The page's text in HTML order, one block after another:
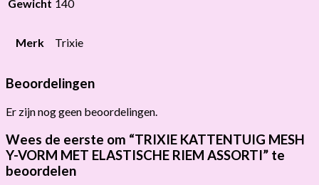
Gewicht 140
Merk Trixie
Beoordelingen
Er zijn nog geen beoordelingen.
Wees de eerste om “TRIXIE KATTENTUIG MESH
Y-VORM MET ELASTISCHE RIEM ASSORTI” te
beoordelen